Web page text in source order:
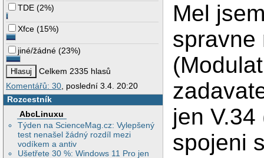
TDE (2%)
Xfce (15%)
jiné/žádné (23%)
Celkem 2335 hlasů
Komentářů: 30, poslední 3.4. 20:20
Rozcestník
AbcLinuxu
Týden na ScienceMag.cz: Vylepšený
test nenašel žádný rozdíl mezi
vodíkem a antiv
Ušetřete 30 %: Windows 11 Pro jen
Mel
spravne
jen
spojeni